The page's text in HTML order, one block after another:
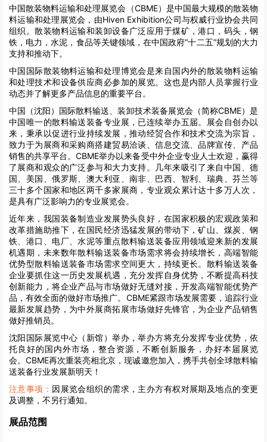
中国散装物料运输和处理展览会（CBME）是中国最大规模的散装物
料运输和处理展览会，由Hiven Exhibition公司与权威行业协会共同
组织。散装物料运输和装卸设备广泛应用于煤矿，港口，码头，钢
铁，电力，水泥，食品等关键领域，在中国政府“十二五”规划的大力
支持和推动下。
中国国际散装物料运输和处理博览会是来自国内外的散装物料运输
和处理技术和设备供应商必参加的展览。这也是内部人员掌握行业
动态并了解更多产品信息的重要平台。
中国（沈阳）国际散料输送、装卸技术装备展览会（简称CBME）是
中国唯一的散料输送装备专业展，已连续举办五届。展会自创办以
来，秉承以促进行业持续发展，推动经贸合作和技术交流为宗旨，
致力于为展商和采购商搭建贸易洽谈、信息交流、品牌宣传、产品
销售的共享平台。CBME举办以来备受中外企业专业人士欢迎，赢得
了展商和观众的广泛参与和大力支持。几年来吸引了来自中国、德
国、美国、俄罗斯、澳大利亚、南非、巴西、智利、瑞典、芬兰等
三十多个国家和地区两千多家展商，专业观众累计达十多万人次，
是具有广泛影响力的专业展览会。
近年来，我国装备制造业发展势头良好，在国家积极的宏观政策和
改革措施助推下，在国民经济迅猛发展的带动下，矿山、煤炭、钢
铁、港口、电厂、水泥等重点散料输送装备应用领域迎来新的发展
机遇期，未来数年散料输送装备市场需求将会持续增长，高端智能
优势型散料输送装备市场需求空间更大，持续更长。散料输送装备
企业要抓住这一历史发展机遇，充分发挥自身优势，不断提高科技
创新能力，将企业产品与市场做好无缝对接，开发高端智能优势产
品，有效全面的做好市场推广。CBME紧跟市场发展需要，追踪行业
最新发展趋势，为中外展商拓展市场做好先锋官，为企业产品销售
做好推销员。
沈阳国际展览中心（新馆）举办，举办方将充分发挥专业优势，依
托良好的国内外市场，整合资源，不断创新服务，办好本届展览
会。CBME再次重装亮相北京，现诚邀您加入，携手共创全球散料输
送装备行业发展新明天！
注意事项： 因展览会组织的需求，主办方有权对展期及地点的变更
及调整，不另行通知。
展品范围